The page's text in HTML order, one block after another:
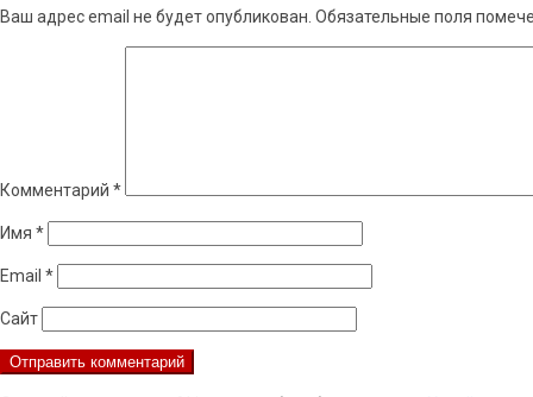
Ваш адрес email не будет опубликован. Обязательные поля
Комментарий *
Имя *
Email *
Сайт